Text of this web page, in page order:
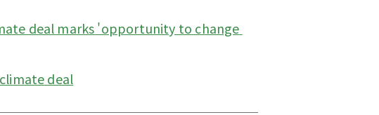
deal marks 'opportunity to change
deal